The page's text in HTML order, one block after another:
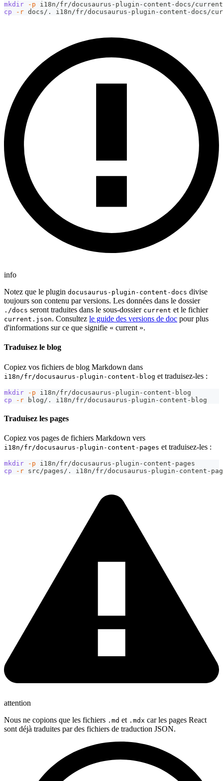
mkdir -p i18n/fr/docusaurus-plugin-content-docs/current
cp
-r docs/. i18n/fr/docusaurus-plugin-content-docs/
info
Notez que le plugin docusaurus-plugin-content-docs divise
toujours son contenu par versions. Les données dans le dossier
./docs seront traduites dans le sous-dossier current et le fichier
current.json. Consultez le guide des versions de doc pour plus
d'informations sur ce que signifie « current ».
Traduisez le blog
Copiez vos fichiers de blog Markdown dans
i18n/fr/docusaurus-plugin-content-blog et traduisez-les :
mkdir -p i18n/fr/docusaurus-plugin-content-blog
cp
-r blog/. i18n/fr/docusaurus-plugin-content-blog
Traduisez les pages
Copiez vos pages de fichiers Markdown vers
i18n/fr/docusaurus-plugin-content-pages et traduisez-les :
mkdir -p i18n/fr/docusaurus-plugin-content-pages
cp
-r src/pages/. i18n/fr/docusaurus-plugin-content-
attention
Nous ne copions que les fichiers .md et .mdx car les pages React
sont déjà traduites par des fichiers de traduction JSON.